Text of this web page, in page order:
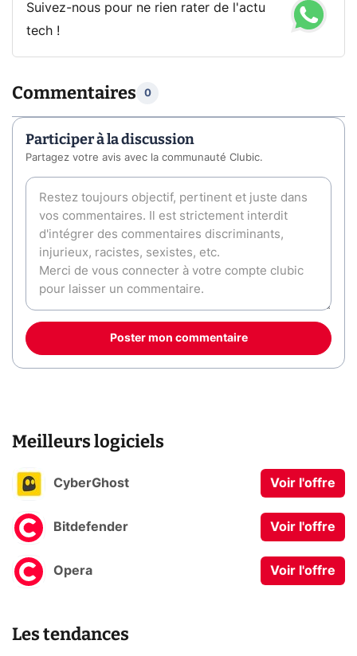
Suivez-nous pour ne rien rater de l'actu
tech !
Commentaires 0
Participer à la discussion
Partagez votre avis avec la communauté Clubic.
Poster mon commentaire
Meilleurs logiciels
CyberGhost Voir l'offre
Bitdefender Voir l'offre
Opera Voir l'offre
Les tendances